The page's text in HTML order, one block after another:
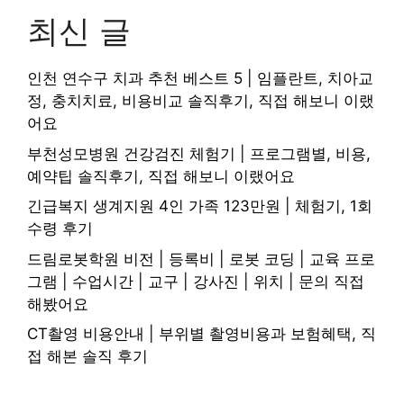
최신 글
인천 연수구 치과 추천 베스트 5 | 임플란트, 치아교
정, 충치치료, 비용비교 솔직후기, 직접 해보니 이랬
어요
부천성모병원 건강검진 체험기 | 프로그램별, 비용,
예약팁 솔직후기, 직접 해보니 이랬어요
긴급복지 생계지원 4인 가족 123만원 | 체험기, 1회
수령 후기
드림로봇학원 비전 | 등록비 | 로봇 코딩 | 교육 프로
그램 | 수업시간 | 교구 | 강사진 | 위치 | 문의 직접
해봤어요
CT촬영 비용안내 | 부위별 촬영비용과 보험혜택, 직
접 해본 솔직 후기